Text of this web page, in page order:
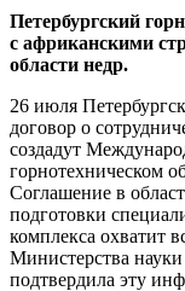
Петербургский
с африканскими
области недр.
26 июля
договор о
создадут
горнотехническом
Соглашение в
подготовки
комплекса охватит
Министерства
подтвердила эту